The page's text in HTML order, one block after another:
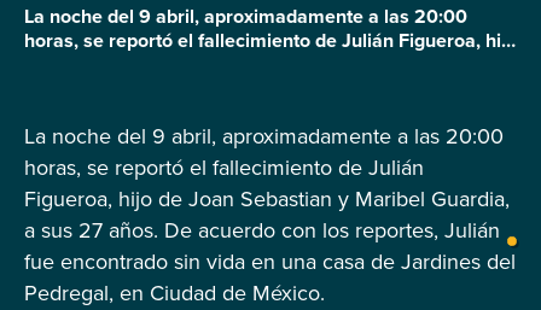
La noche del 9 abril, aproximadamente a las 20:00
horas, se reportó el fallecimiento de Julián Figueroa, hijo
México. Extraoficialmente, se dice que el cuerpo […]
La noche del 9 abril, aproximadamente a las 20:00
horas, se reportó el fallecimiento de Julián
Figueroa, hijo de Joan Sebastian y Maribel Guardia,
a sus 27 años. De acuerdo con los reportes, Julián
fue encontrado sin vida en una casa de Jardines del
Pedregal, en Ciudad de México.